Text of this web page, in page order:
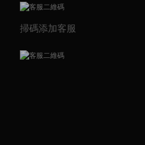
掃碼添加客服